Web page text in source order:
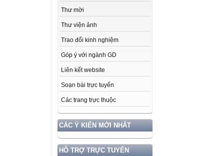
Thư mời
Thư viện ảnh
Trao đổi kinh nghiệm
Góp ý với ngành GD
Liên kết website
Soạn bài trực tuyến
Các trang trực thuộc
CÁC Ý KIẾN MỚI NHẤT
HỖ TRỢ TRỰC TUYẾN